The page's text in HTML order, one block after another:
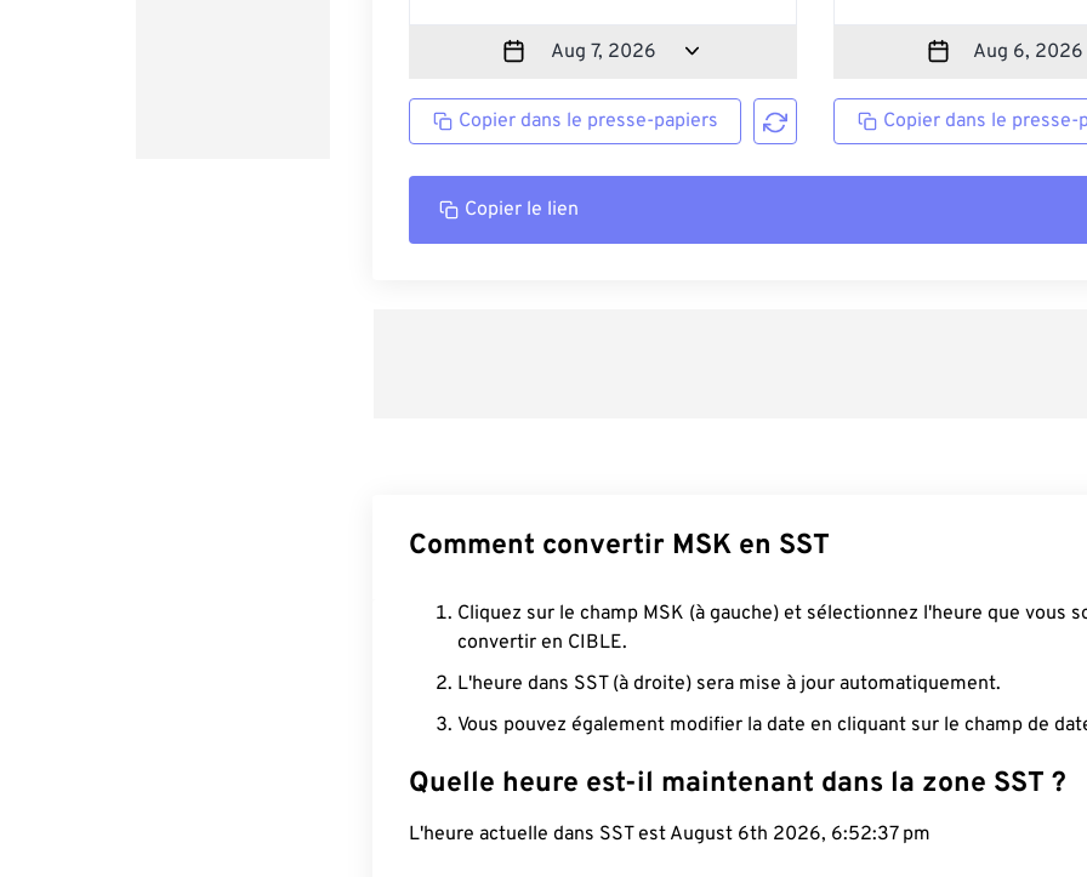
Copier dans le presse-papiers Copier dans le presse-
Copier le lien
Comment convertir MSK en SST
Cliquez sur le champ MSK (à gauche) et sélectionnez l'heure que vous
convertir en CIBLE.
L'heure dans SST (à droite) sera mise à jour automatiquement.
Vous pouvez également modifier la date en cliquant sur le champ de
Quelle heure est-il maintenant dans la zone SST ?
L'heure actuelle dans SST est August 6th 2026, 6:52:38 pm